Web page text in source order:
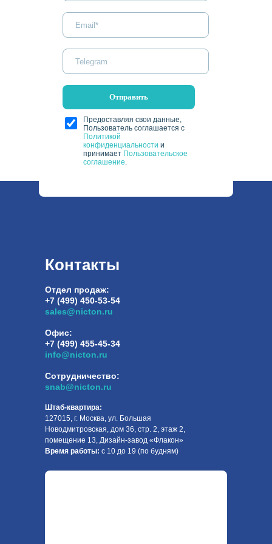
Отправить
Предоставляя свои данные,
Пользователь соглашается с
Политикой
конфиденциальности и
принимает Пользовательское
соглашение.
Контакты
Отдел продаж:
+7 (499) 450-53-54
sales@nicton.ru
Офис:
+7 (499) 455-45-34
info@nicton.ru
Штаб-квартира:
127015, г. Москва, ул. Большая
Новодмитровская, дом 36, стр. 2, этаж 2,
помещение 13, Дизайн-завод «Флакон»
Время работы: с 10 до 19 (по будням)
Сотрудничество:
snab@nicton.ru